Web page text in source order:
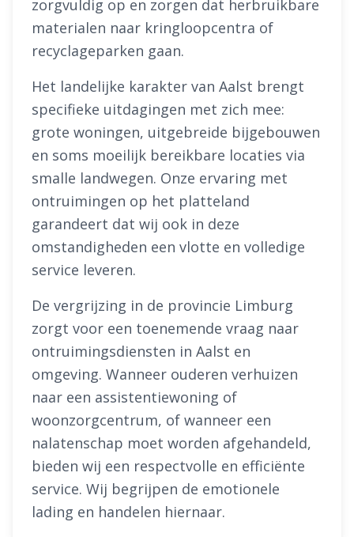
zorgvuldig op en zorgen dat herbruikbare
materialen naar kringloopcentra of
recyclageparken gaan.
Het landelijke karakter van Aalst brengt
specifieke uitdagingen met zich mee:
grote woningen, uitgebreide bijgebouwen
en soms moeilijk bereikbare locaties via
smalle landwegen. Onze ervaring met
ontruimingen op het platteland
garandeert dat wij ook in deze
omstandigheden een vlotte en volledige
service leveren.
De vergrijzing in de provincie Limburg
zorgt voor een toenemende vraag naar
ontruimingsdiensten in Aalst en
omgeving. Wanneer ouderen verhuizen
naar een assistentiewoning of
woonzorgcentrum, of wanneer een
nalatenschap moet worden afgehandeld,
bieden wij een respectvolle en efficiënte
service. Wij begrijpen de emotionele
lading en handelen hiernaar.